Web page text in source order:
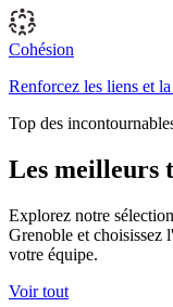
Cohésion
Renforcez les liens et
Top des
Les meilleurs
Explorez notre
Grenoble et choisissez
votre équipe.
Voir tout